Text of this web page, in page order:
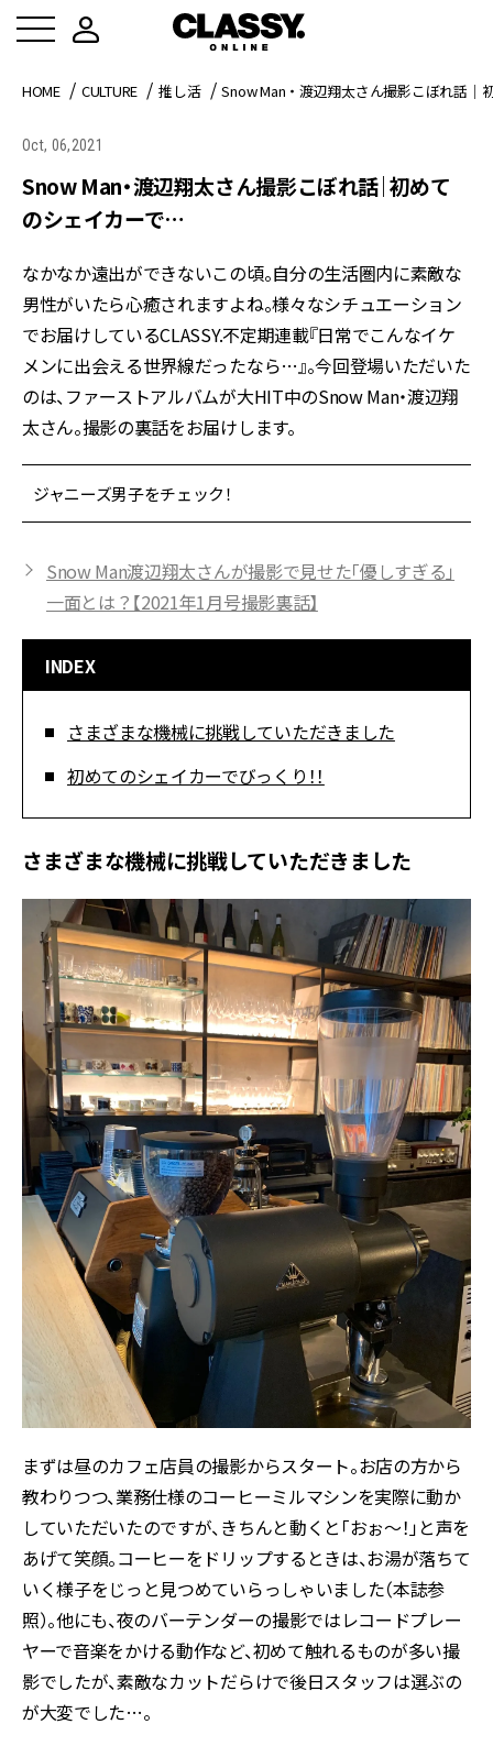
HOME CULTURE 推し活 Snow Man・渡辺翔太さん撮影こぼれ話｜
Oct, 06,2021
Snow Man・渡辺翔太さん撮影こぼれ話｜初めて
のシェイカーで…
なかなか遠出ができないこの頃。自分の生活圏内に素敵な
男性がいたら心癒されますよね。様々なシチュエーション
でお届けしているCLASSY.不定期連載『日常でこんなイケ
メンに出会える世界線だったなら…』。今回登場いただいた
のは、ファーストアルバムが大HIT中のSnow Man・渡辺翔
太さん。撮影の裏話をお届けします。
ジャニーズ男子をチェック！
Snow Man渡辺翔太さんが撮影で見せた「優しすぎる」
一面とは？【2021年1月号撮影裏話】
INDEX
さまざまな機械に挑戦していただきました
初めてのシェイカーでびっくり！！
さまざまな機械に挑戦していただきました
まずは昼のカフェ店員の撮影からスタート。お店の方から
教わりつつ、業務仕様のコーヒーミルマシンを実際に動か
していただいたのですが、きちんと動くと「おぉ～！」と声を
あげて笑顔。コーヒーをドリップするときは、お湯が落ちて
いく様子をじっと見つめていらっしゃいました（本誌参
照）。他にも、夜のバーテンダーの撮影ではレコードプレー
ヤーで音楽をかける動作など、初めて触れるものが多い撮
影でしたが、素敵なカットだらけで後日スタッフは選ぶの
が大変でした…。